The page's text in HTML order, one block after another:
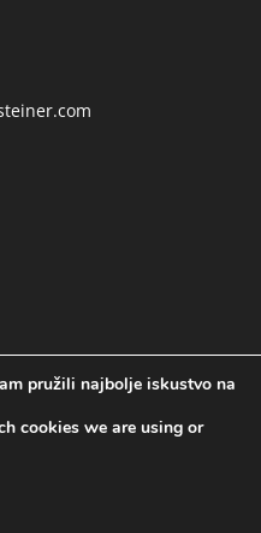
pružili najbolje iskustvo na
cookies we are using or